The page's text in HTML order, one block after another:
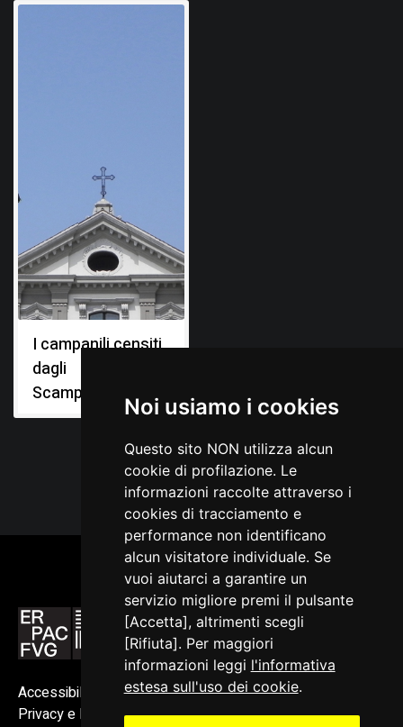
Noi usiamo i cookies
Questo sito NON utilizza alcun
cookie di profilazione. Le
informazioni raccolte attraverso i
cookies di tracciamento e
performance non identificano
alcun visitatore individuale. Se
vuoi aiutarci a garantire un
servizio migliore premi il pulsante
[Accetta], altrimenti scegli
[Rifiuta]. Per maggiori
informazioni leggi l'informativa
estesa sull'uso dei cookie.
I campanili censiti
dagli
Scampanotadôrs
Accessibilità
Privacy e Note legali